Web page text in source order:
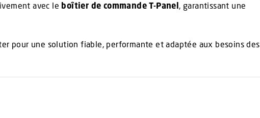
avec le boîtier de commande T-Panel , garantissant une
pour une solution fiable, performante et adaptée aux besoins des